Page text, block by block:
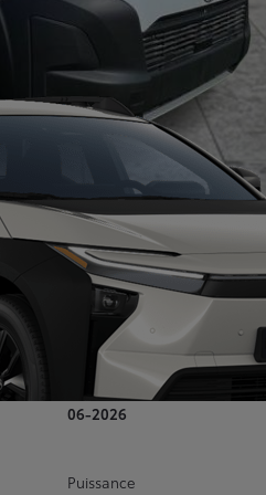
Services
Mise en circulation
06-2026
Puissance